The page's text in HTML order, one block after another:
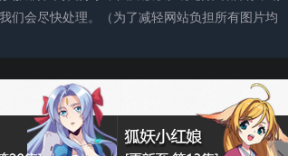
们会尽快处理。（为了减轻网站负担所有图片均